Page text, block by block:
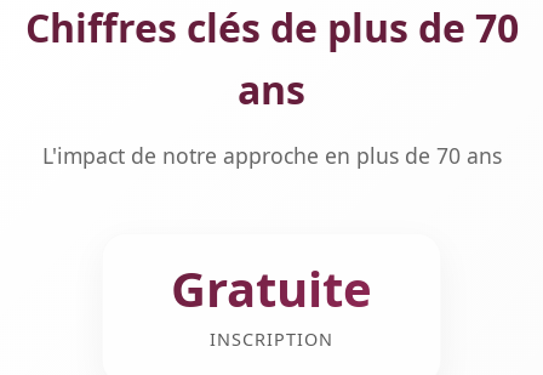
Chiffres clés de plus de 70
ans
L'impact de notre approche en plus de 70 ans
Gratuite
INSCRIPTION